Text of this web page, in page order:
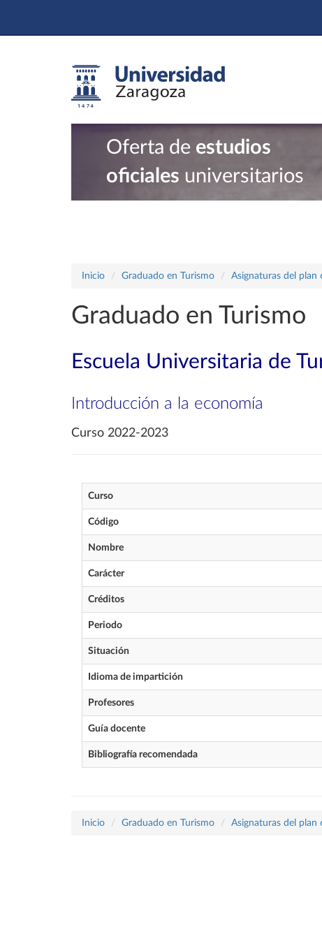
Oferta de estudios
oficiales universitarios
Inicio Graduado en Turismo Asignaturas del plan
Graduado en Turismo
Escuela Universitaria de
Introducción a la economía
Curso 2022-2023
Curso
Código
Nombre
Carácter
Créditos
Periodo
Situación
Idioma de impartición
Profesores
Guía docente
Bibliografía recomendada
Inicio Graduado en Turismo Asignaturas del plan